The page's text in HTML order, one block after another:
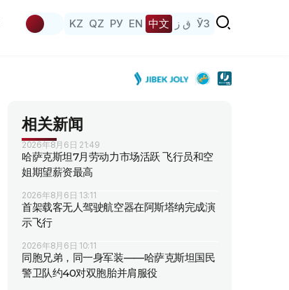
KZ QZ РУ EN 中文 ق ز ЎЗ
相关新闻
2026年8月6日 21:49
哈萨克斯坦7月劳动力市场活跃 飞行员和空
姐期望薪资最高
2026年8月6日 13:11
首架载客无人驾驶航空器在阿斯塔纳完成演
示飞行
2026年8月6日 10:11
同胞兄弟，同一身军装——哈萨克斯坦国民
警卫队约40对双胞胎并肩服役